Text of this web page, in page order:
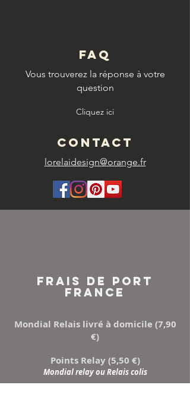
FAQ
Vous trouverez la réponse à votre
question
Cliquez ici
CONTACT
lorelaidesign@orange.fr
FRAIS DE PORT
FRANCE
Mondial Relais livré à domicile (7,90
€)
Points Relay (5,50 €)
Mondial relay ou Relais colis